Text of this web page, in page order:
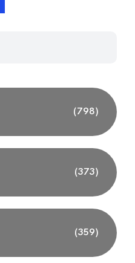
(798)
(373)
(359)